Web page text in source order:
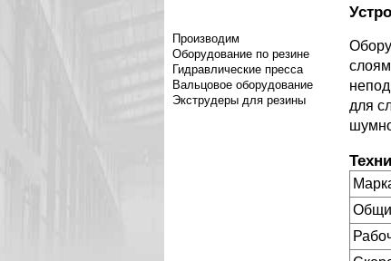
Производим
Оборудование по резине
Гидравлические пресса
Вальцовое оборудование
Экструдеры для резины
для